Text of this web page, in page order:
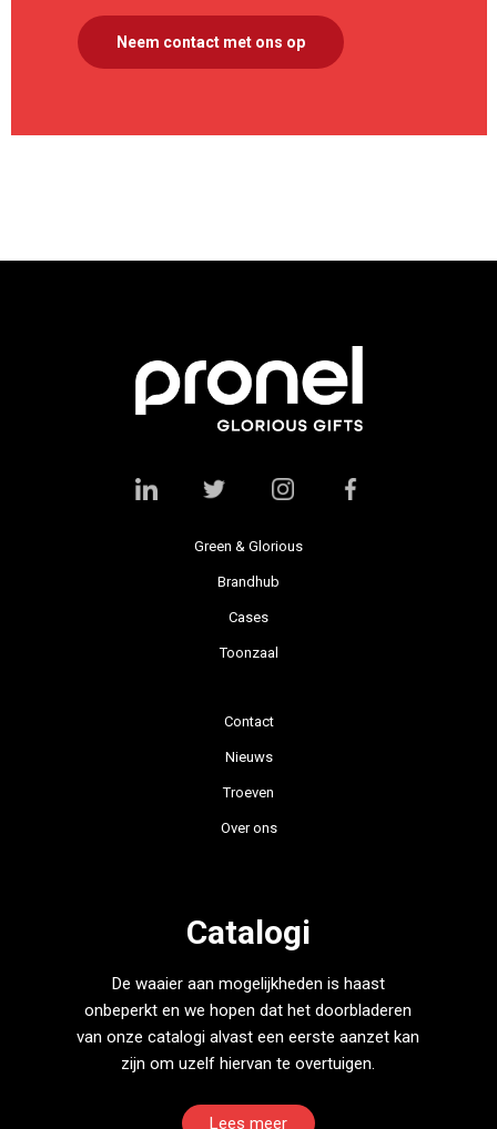
Neem contact met ons op
Green & Glorious
Brandhub
Cases
Toonzaal
Contact
Nieuws
Troeven
Over ons
Catalogi
De waaier aan mogelijkheden is haast
onbeperkt en we hopen dat het doorbladeren
van onze catalogi alvast een eerste aanzet kan
zijn om uzelf hiervan te overtuigen.
Lees meer